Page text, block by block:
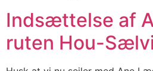
Indsættelse af
ruten Hou-